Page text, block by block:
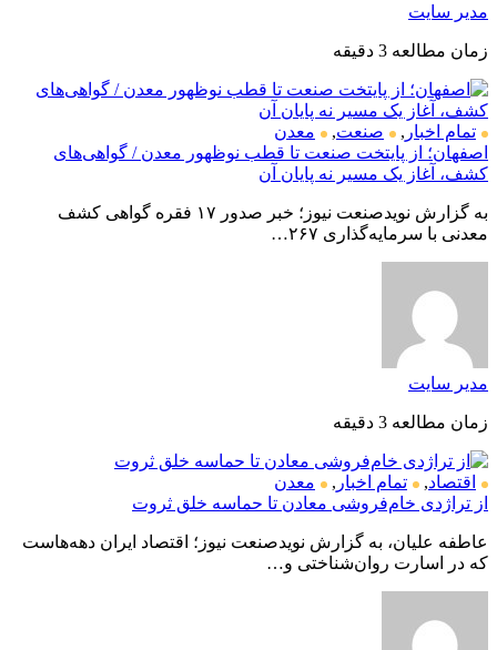
مدیر سایت
زمان مطالعه 3 دقیقه
تمام اخبار , صنعت,
معدن
اصفهان؛ از پایتخت صنعت تا قطب نوظهور معدن / گواهی‌های
کشف، آغاز یک مسیر نه پایان آن
به گزارش نویدصنعت نیوز؛ خبر صدور ۱۷ فقره گواهی کشف
معدنی با سرمایه‌گذاری ۲۶۷…
مدیر سایت
زمان مطالعه 3 دقیقه
اقتصاد, تمام اخبار ,
معدن
از تراژدی خام‌فروشی معادن تا حماسه خلق ثروت
عاطفه علیان، به گزارش نویدصنعت نیوز؛ اقتصاد ایران دهه‌هاست
که در اسارت روان‌شناختی و…